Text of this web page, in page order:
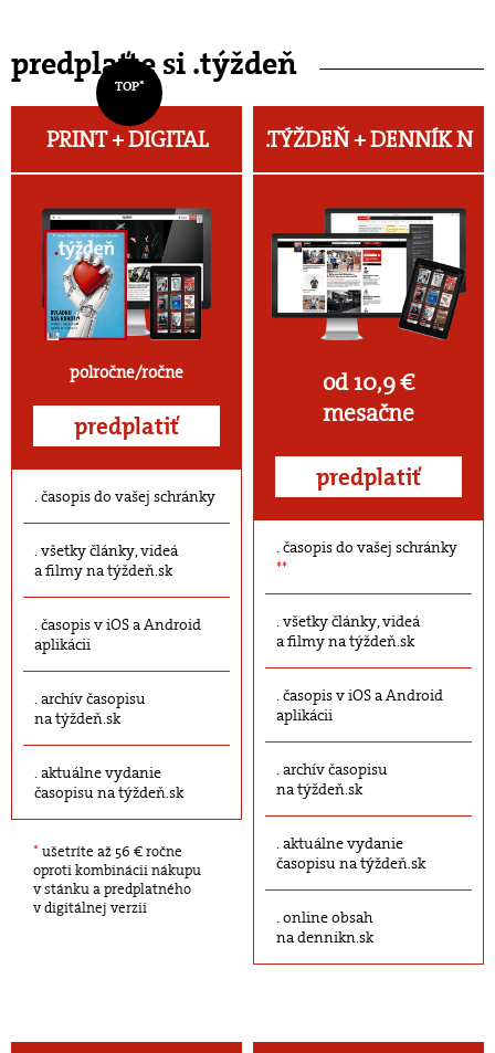
predplaťte si .týždeň
TOP*
PRINT + DIGITAL
polročne/ročne
predplatiť
časopis do vašej schránky
všetky články, videá
a filmy na týždeň.sk
časopis v iOS a Android
aplikácii
archív časopisu
na týždeň.sk
aktuálne vydanie
časopisu na týždeň.sk
* ušetríte až 56 € ročne
oproti kombinácii nákupu
v stánku a predplatného
v digitálnej verzii
.TÝŽDEŇ +DENNÍK N
od 10,9 €
mesačne
predplatiť
časopis do vašej schránky
**
všetky články, videá
a filmy na týždeň.sk
časopis v iOS a Android
aplikácii
archív časopisu
na týždeň.sk
aktuálne vydanie
časopisu na týždeň.sk
online obsah
na dennikn.sk